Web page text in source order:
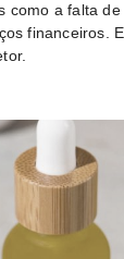
como a falta
financeiros.